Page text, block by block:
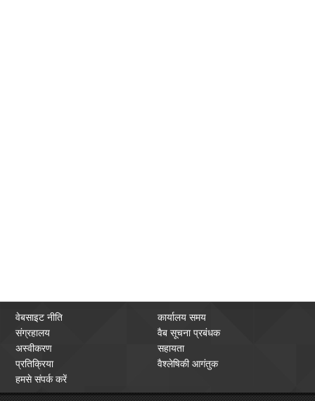
वेबसाइट नीति
कार्यालय समय
संग्रहालय
वैब सूचना प्रबंधक
अस्वीकरण
सहायता
प्रतिक्रिया
वैश्लेषिकी आगंतुक
हमसे संपर्क करें